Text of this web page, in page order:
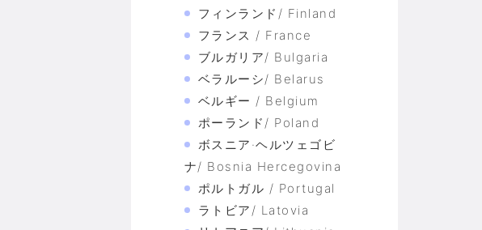
フィンランド/ Finland
フランス / France
ブルガリア/ Bulgaria
ベラルーシ/ Belarus
ベルギー / Belgium
ポーランド/ Poland
ボスニア·ヘルツェゴビ
ナ/ Bosnia Hercegovina
ポルトガル / Portugal
ラトビア/ Latovia